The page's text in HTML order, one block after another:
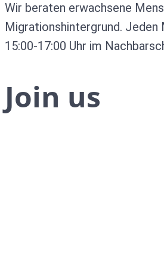
Wir beraten erwachsene
Migrationshintergrund.
15:00-17:00 Uhr im
Join us